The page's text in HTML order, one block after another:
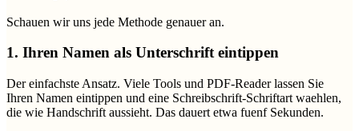
Schauen wir uns jede Methode genauer an.
1. Ihren Namen als Unterschrift eintippen
Der einfachste Ansatz. Viele Tools und PDF-Reader lassen Sie
Ihren Namen eintippen und eine Schreibschrift-Schriftart waehlen,
die wie Handschrift aussieht. Das dauert etwa fuenf Sekunden.